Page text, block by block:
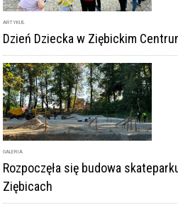
ARTYKUŁ
Dzień Dziecka w Ziębickim
GALERIA
Rozpoczęła się budowa
Ziębicach